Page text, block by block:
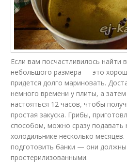
Если вам посчастливилось найти
небольшого размера — это
придется долго мариновать.
немного времени у плиты, а затем
настояться 12 часов, чтобы
простая закуска. Грибы,
способом, можно сразу подавать
холодильнике несколько
подготовить банки — они
простерилизованными.